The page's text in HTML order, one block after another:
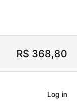
R$ 368,80
Log in